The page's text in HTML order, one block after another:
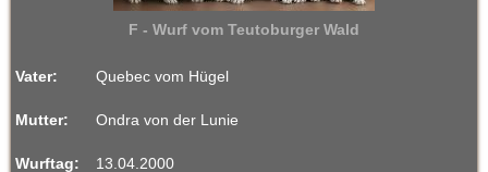
F - Wurf vom Teutoburger Wald
Vater: Quebec vom Hügel
Mutter: Ondra von der Lunie
Wurftag: 13.04.2000